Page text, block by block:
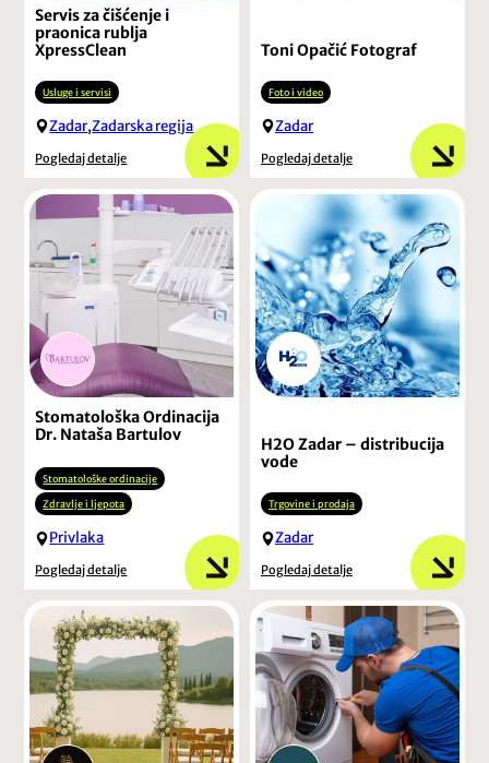
Servis za čišćenje i
praonica rublja
XpressClean
Usluge i servisi
Zadar,Zadarska regija
Pogledaj detalje
Toni Opačić Fotograf
Foto i video
Zadar
Pogledaj detalje
Stomatološka Ordinacija
Dr. Nataša Bartulov
Stomatološke ordinacije
Zdravlje i ljepota
Privlaka
Pogledaj detalje
H2O Zadar – distribucija
vode
Trgovine i prodaja
Zadar
Pogledaj detalje